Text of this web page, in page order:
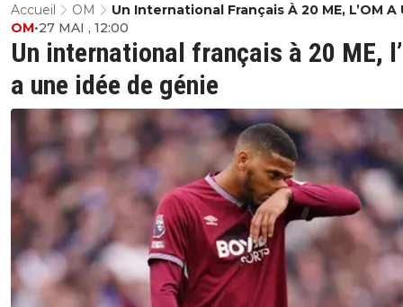
Accueil OM
Un International Français À 20 ME, L’OM A
Idée De Génie
Un international français à 20 ME,
a une idée de génie
OM•27 MAI , 12:00